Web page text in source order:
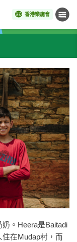
香港樂施會 目錄
。Heera是Baitadi
在Mudap村，而